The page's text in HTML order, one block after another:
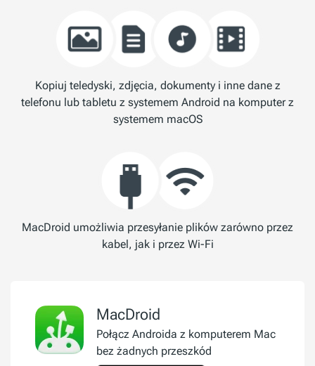
Kopiuj teledyski, zdjęcia, dokumenty i inne dane z
telefonu lub tabletu z systemem Android na komputer z
systemem macOS
MacDroid umożliwia przesyłanie plików zarówno przez
kabel, jak i przez Wi-Fi
MacDroid
Połącz Androida z komputerem Mac
bez żadnych przeszkód